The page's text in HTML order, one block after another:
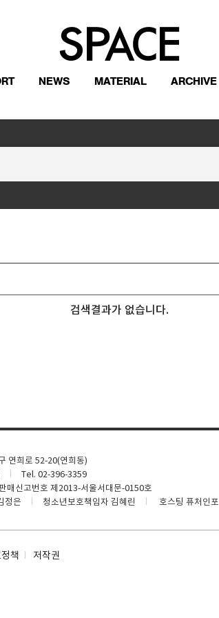
NEWS MATERIAL ARCHIVE
검색결과가 없습니다.
연희로 52-20(연희동)
Tel. 02-396-3359
매신고번호 제2013-서울서대문-0150호
정은 청소년보호책임자 김혜린 호스팅 퓨처인포
책 저작권